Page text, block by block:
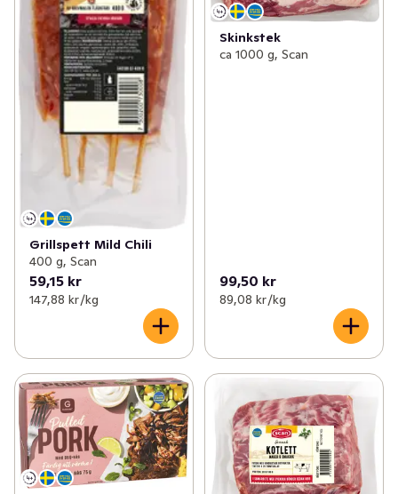
Grillspett Mild Chili
400 g, Scan
59,15 kr
147,88 kr /kg
Skinkstek
ca 1000 g, Scan
99,50 kr
89,08 kr /kg